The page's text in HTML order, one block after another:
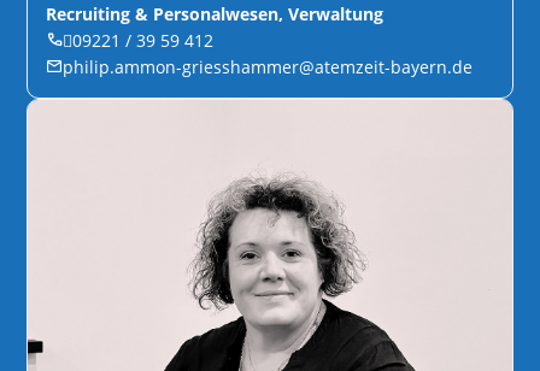
Recruiting & Personalwesen, Verwaltung
09221 / 39 59 412
philip.ammon-griesshammer@atemzeit-bayern.de